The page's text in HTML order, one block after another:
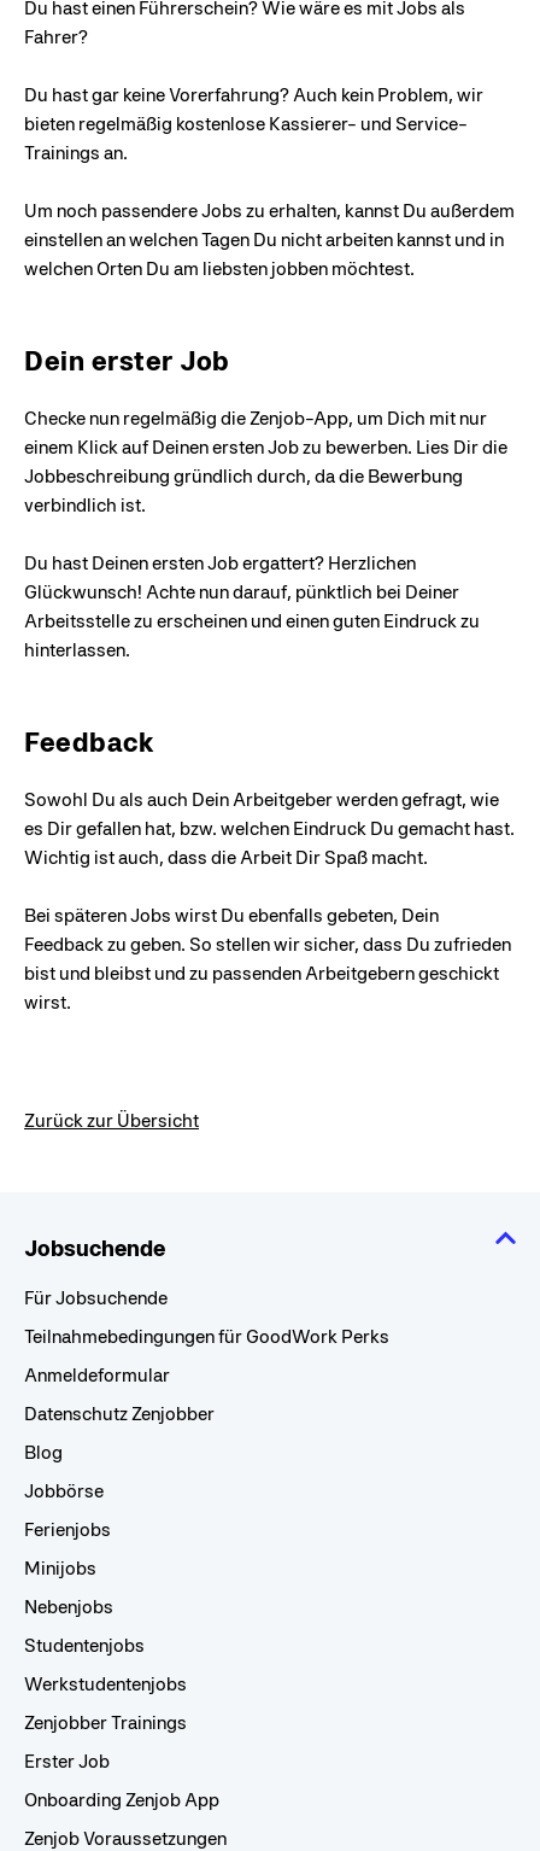
Du hast einen Führerschein? Wie wäre es mit Jobs als
Fahrer?
Du hast gar keine Vorerfahrung? Auch kein Problem, wir
bieten regelmäßig kostenlose Kassierer- und Service-
Trainings an.
Um noch passendere Jobs zu erhalten, kannst Du außerdem
einstellen an welchen Tagen Du nicht arbeiten kannst und in
welchen Orten Du am liebsten jobben möchtest.
Dein erster Job
Checke nun regelmäßig die Zenjob-App, um Dich mit nur
einem Klick auf Deinen ersten Job zu bewerben. Lies Dir die
Jobbeschreibung gründlich durch, da die Bewerbung
verbindlich ist.
Du hast Deinen ersten Job ergattert? Herzlichen
Glückwunsch! Achte nun darauf, pünktlich bei Deiner
Arbeitsstelle zu erscheinen und einen guten Eindruck zu
hinterlassen.
Feedback
Sowohl Du als auch Dein Arbeitgeber werden gefragt, wie
es Dir gefallen hat, bzw. welchen Eindruck Du gemacht hast.
Wichtig ist auch, dass die Arbeit Dir Spaß macht.
Bei späteren Jobs wirst Du ebenfalls gebeten, Dein
Feedback zu geben. So stellen wir sicher, dass Du zufrieden
bist und bleibst und zu passenden Arbeitgebern geschickt
wirst.
Zurück zur Übersicht
Jobsuchende
Für Jobsuchende
Teilnahmebedingungen für GoodWork Perks
Anmeldeformular
Datenschutz Zenjobber
Blog
Jobbörse
Ferienjobs
Minijobs
Nebenjobs
Studentenjobs
Werkstudentenjobs
Zenjobber Trainings
Erster Job
Onboarding Zenjob App
Zenjob Voraussetzungen